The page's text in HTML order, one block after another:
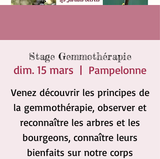
Stage Gemmothérapie
dim. 15 mars
  |
Pampelonne
Venez découvrir les principes de
la gemmothérapie, observer et
reconnaître les arbres et les
bourgeons, connaître leurs
bienfaits sur notre corps